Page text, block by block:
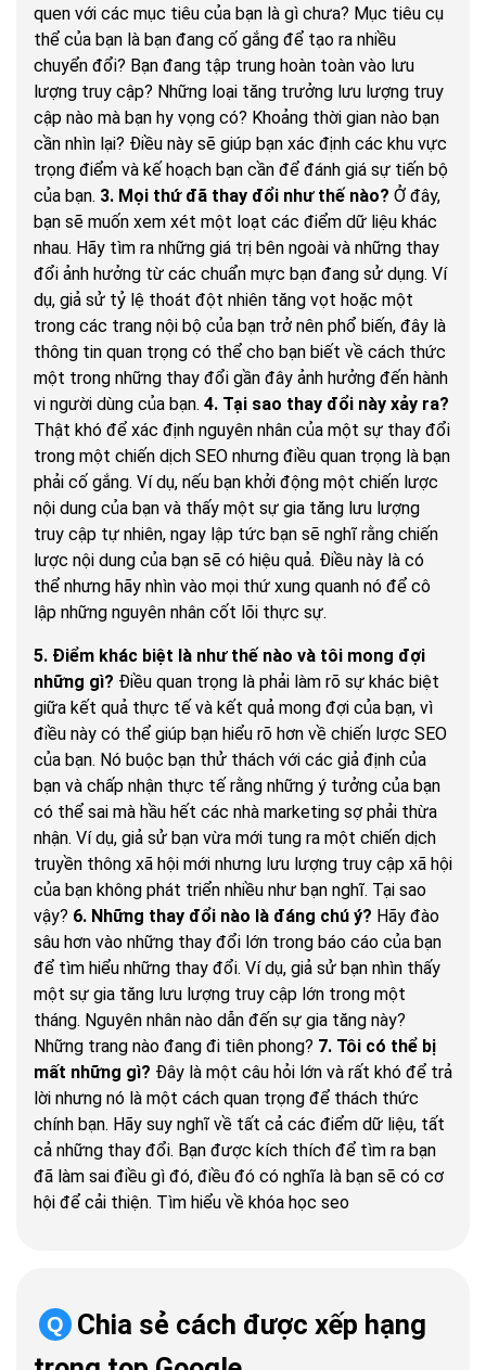
quen với các mục tiêu của bạn là gì chưa? Mục tiêu cụ
thể của bạn là bạn đang cố gắng để tạo ra nhiều
chuyển đổi? Bạn đang tập trung hoàn toàn vào lưu
lượng truy cập? Những loại tăng trưởng lưu lượng truy
cập nào mà bạn hy vọng có? Khoảng thời gian nào bạn
cần nhìn lại? Điều này sẽ giúp bạn xác định các khu vực
trọng điểm và kế hoạch bạn cần để đánh giá sự tiến bộ
của bạn. 3. Mọi thứ đã thay đổi như thế nào? Ở đây,
bạn sẽ muốn xem xét một loạt các điểm dữ liệu khác
nhau. Hãy tìm ra những giá trị bên ngoài và những thay
đổi ảnh hưởng từ các chuẩn mực bạn đang sử dụng. Ví
dụ, giả sử tỷ lệ thoát đột nhiên tăng vọt hoặc một
trong các trang nội bộ của bạn trở nên phổ biến, đây là
thông tin quan trọng có thể cho bạn biết về cách thức
một trong những thay đổi gần đây ảnh hưởng đến hành
vi người dùng của bạn. 4. Tại sao thay đổi này xảy ra?
Thật khó để xác định nguyên nhân của một sự thay đổi
trong một chiến dịch SEO nhưng điều quan trọng là bạn
phải cố gắng. Ví dụ, nếu bạn khởi động một chiến lược
nội dung của bạn và thấy một sự gia tăng lưu lượng
truy cập tự nhiên, ngay lập tức bạn sẽ nghĩ rằng chiến
lược nội dung của bạn sẽ có hiệu quả. Điều này là có
thể nhưng hãy nhìn vào mọi thứ xung quanh nó để cô
lập những nguyên nhân cốt lõi thực sự.
5. Điểm khác biệt là như thế nào và tôi mong đợi
những gì? Điều quan trọng là phải làm rõ sự khác biệt
giữa kết quả thực tế và kết quả mong đợi của bạn, vì
điều này có thể giúp bạn hiểu rõ hơn về chiến lược SEO
của bạn. Nó buộc bạn thử thách với các giả định của
bạn và chấp nhận thực tế rằng những ý tưởng của bạn
có thể sai mà hầu hết các nhà marketing sợ phải thừa
nhận. Ví dụ, giả sử bạn vừa mới tung ra một chiến dịch
truyền thông xã hội mới nhưng lưu lượng truy cập xã hội
của bạn không phát triển nhiều như bạn nghĩ. Tại sao
vậy? 6. Những thay đổi nào là đáng chú ý? Hãy đào
sâu hơn vào những thay đổi lớn trong báo cáo của bạn
để tìm hiểu những thay đổi. Ví dụ, giả sử bạn nhìn thấy
một sự gia tăng lưu lượng truy cập lớn trong một
tháng. Nguyên nhân nào dẫn đến sự gia tăng này?
Những trang nào đang đi tiên phong? 7. Tôi có thể bị
mất những gì? Đây là một câu hỏi lớn và rất khó để trả
lời nhưng nó là một cách quan trọng để thách thức
chính bạn. Hãy suy nghĩ về tất cả các điểm dữ liệu, tất
cả những thay đổi. Bạn được kích thích để tìm ra bạn
đã làm sai điều gì đó, điều đó có nghĩa là bạn sẽ có cơ
hội để cải thiện. Tìm hiểu về khóa học seo
Q
Chia sẻ cách được xếp hạng